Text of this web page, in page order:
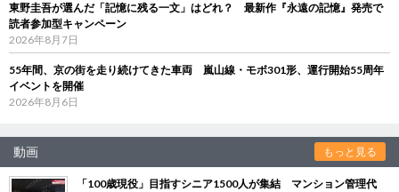
東野圭吾が選んだ「記憶に残る一文」はどれ？ 最新作『永遠の記憶』発売で
読者参加型キャンペーン
2026年8月7日
55年間、京の街を走り続けてきた車両 嵐山線・モボ301形、運行開始55周年
イベントを開催
2026年8月6日
動画 もっと見る
「100歳現役」目指すシニア1500人が集結 マンション管理代